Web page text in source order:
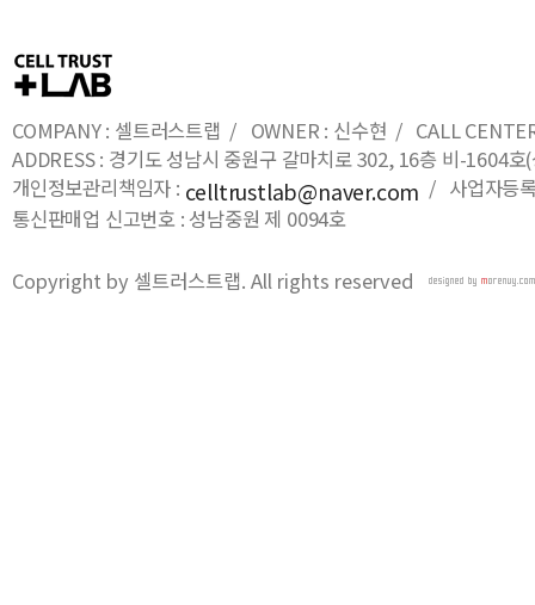
COMPANY : 셀트러스트랩 / OWNER : 신수현 / CALL
ADDRESS : 경기도 성남시 중원구 갈마치로 302, 16층 비-1604
개인정보관리책임자 : celltrustlab@naver.com / 사업자등
통신판매업 신고번호 : 성남중원 제 0094호
Copyright by 셀트러스트랩. All rights reserved